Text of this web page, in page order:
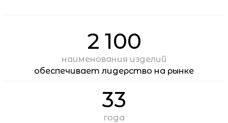
2 100
наименования изделий
обеспечивает лидерство на рынке
33
года